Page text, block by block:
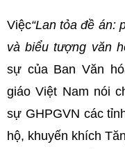
Việc“Lan tỏa đề án:
và biểu tượng văn
sự của Ban Văn
giáo Việt Nam nói
sự GHPGVN các
hộ, khuyến khích